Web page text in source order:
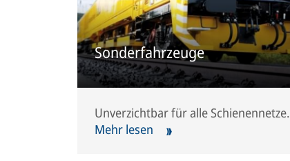
Sonderfahrzeuge
Unverzichtbar für alle Schienennetze.
Mehr lesen